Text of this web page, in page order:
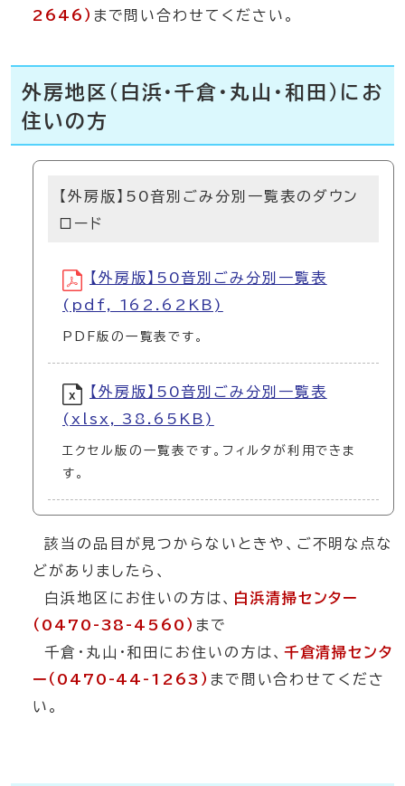
2646） まで問い合わせてください。
外房地区（白浜・千倉・丸山・和田）にお
住いの方
【外房版】50音別ごみ分別一覧表のダウン
ロード
【外房版】50音別ごみ分別一覧表
(pdf, 162.62KB)
PDF版の一覧表です。
【外房版】50音別ごみ分別一覧表
(xlsx, 38.65KB)
エクセル版の一覧表です。フィルタが利用できま
す。
該当の品目が見つからないときや、ご不明な点な
どがありましたら、
白浜地区にお住いの方は、
白浜清掃センター
（0470-38-4560） まで
千倉・丸山・和田にお住いの方は、 千倉清掃センタ
ー（0470-44-1263） まで問い合わせてくださ
い。